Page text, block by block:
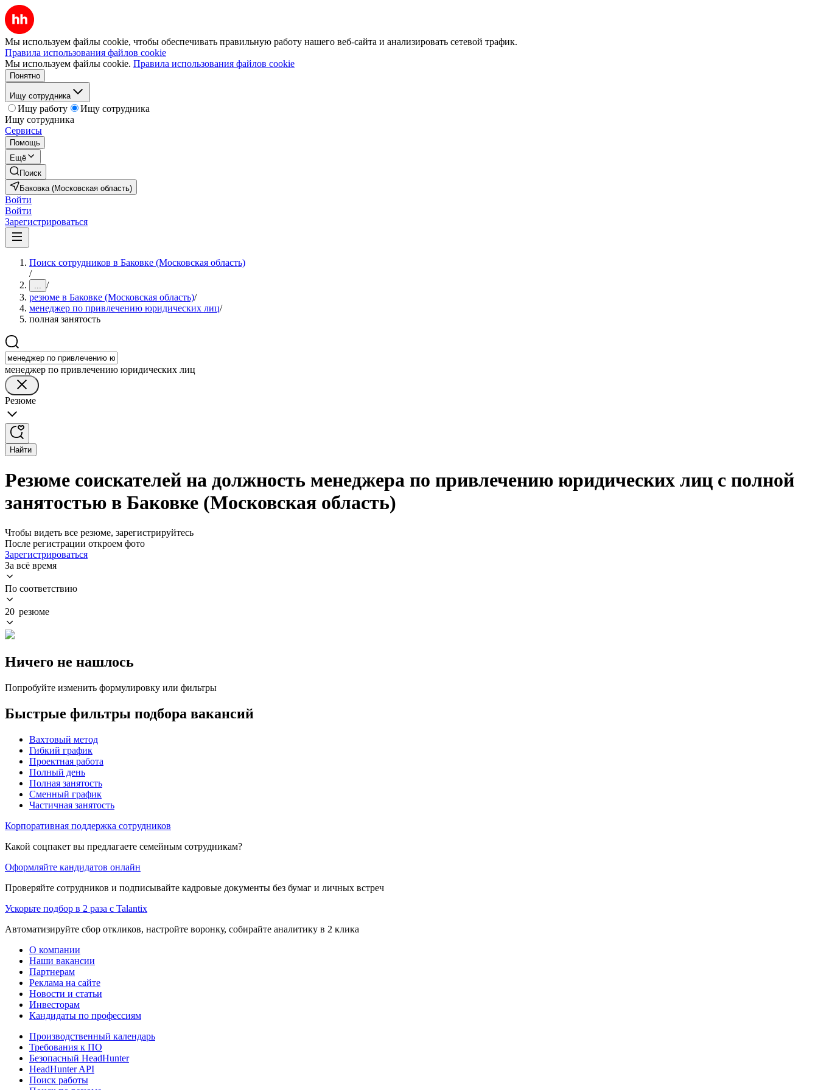
Мы используем файлы cookie, чтобы обеспечивать правильную работу нашего веб-сайта и анализировать сетевой трафик.
Правила использования файлов cookie
Мы используем файлы cookie. Правила использования файлов cookie
Понятно
Ищу сотрудника
Ищу работу
Ищу сотрудника
Ищу сотрудника
Сервисы
Помощь
Ещё
Поиск
Баковка (Московская область)
Войти
Войти
Зарегистрироваться
Поиск сотрудников в Баковке (Московская область)
/
... /
резюме в Баковке (Московская область)/
менеджер по привлечению юридических лиц/
полная занятость
менеджер по привлечению юридических лиц
Резюме
Найти
Резюме соискателей на должность менеджера по привлечению юридических лиц с полной
занятостью в Баковке (Московская область)
Чтобы видеть все резюме, зарегистрируйтесь
После регистрации откроем фото
Зарегистрироваться
За всё время
По соответствию
20 резюме
Ничего не нашлось
Попробуйте изменить формулировку или фильтры
Быстрые фильтры подбора вакансий
Вахтовый метод
Гибкий график
Проектная работа
Полный день
Полная занятость
Сменный график
Частичная занятость
Корпоративная поддержка сотрудников
Какой соцпакет вы предлагаете семейным сотрудникам?
Оформляйте кандидатов онлайн
Проверяйте сотрудников и подписывайте кадровые документы без бумаг и личных встреч
Ускорьте подбор в 2 раза с Talantix
Автоматизируйте сбор откликов, настройте воронку, собирайте аналитику в 2 клика
О компании
Наши вакансии
Партнерам
Реклама на сайте
Новости и статьи
Инвесторам
Кандидаты по профессиям
Производственный календарь
Требования к ПО
Безопасный HeadHunter
HeadHunter API
Поиск работы